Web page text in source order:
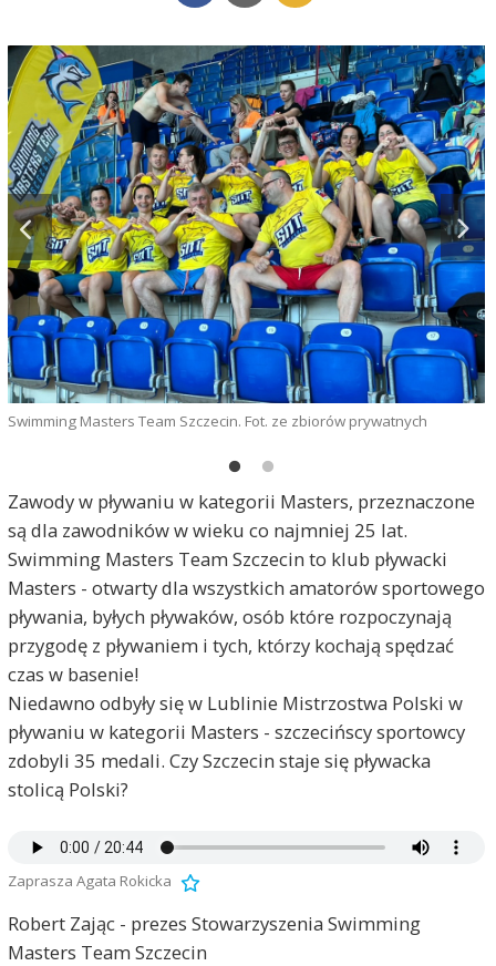
Swimming Masters Team Szczecin. Fot. ze zbiorów prywatnych
Zawody w pływaniu w kategorii Masters, przeznaczone
są dla zawodników w wieku co najmniej 25 lat.
Swimming Masters Team Szczecin to klub pływacki
Masters - otwarty dla wszystkich amatorów sportowego
pływania, byłych pływaków, osób które rozpoczynają
przygodę z pływaniem i tych, którzy kochają spędzać
czas w basenie!
Niedawno odbyły się w Lublinie Mistrzostwa Polski w
pływaniu w kategorii Masters - szczecińscy sportowcy
zdobyli 35 medali. Czy Szczecin staje się pływacka
stolicą Polski?
Zaprasza Agata Rokicka
Robert Zając - prezes Stowarzyszenia Swimming
Masters Team Szczecin